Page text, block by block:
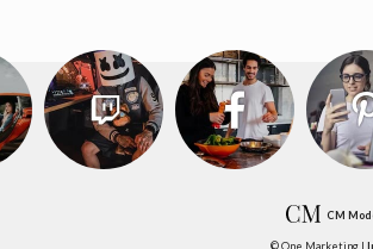
CM
© One Marketing |